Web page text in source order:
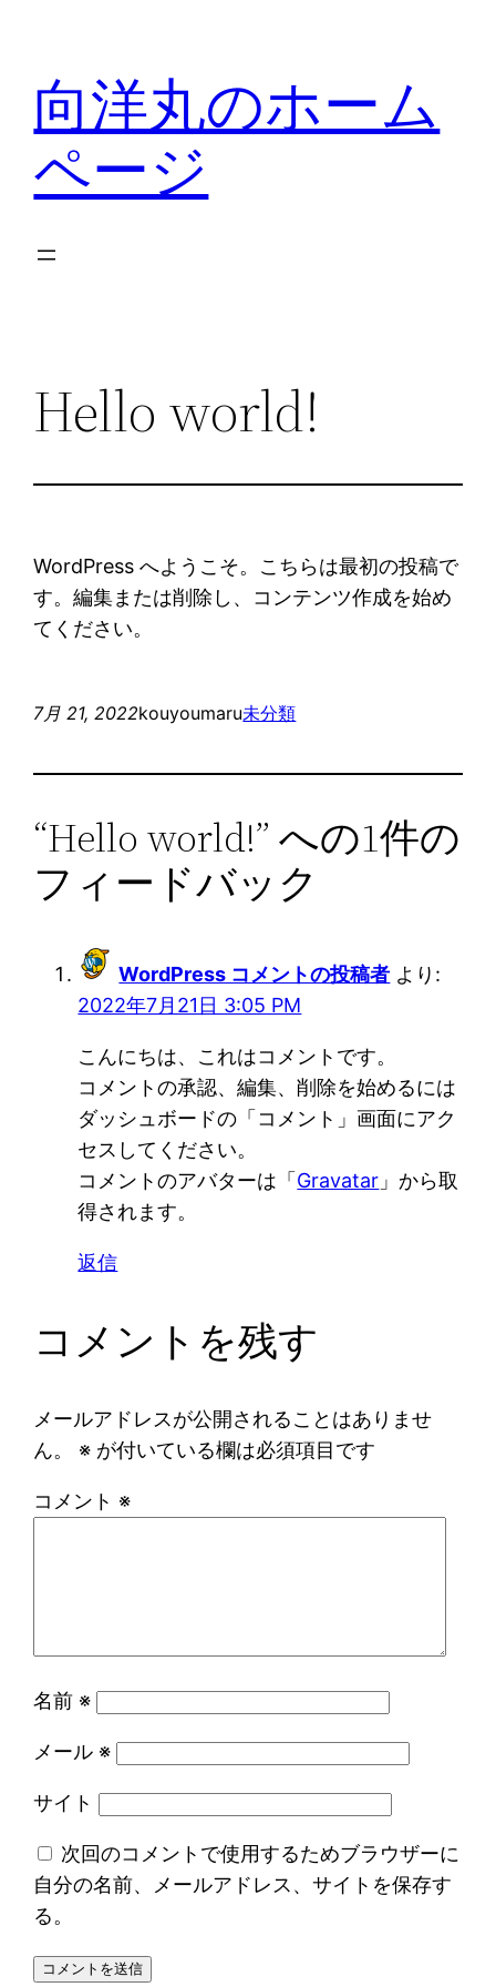
向洋丸のホーム
ページ
Hello world!
WordPress へようこそ。こちらは最初の投稿で
す。編集または削除し、コンテンツ作成を始め
てください。
7月 21, 2022kouyoumaru未分類
“Hello world!” への1件の
フィードバック
WordPress コメントの投稿者 より:
2022年7月21日 3:05 PM
こんにちは、これはコメントです。
コメントの承認、編集、削除を始めるには
ダッシュボードの「コメント」画面にアク
セスしてください。
コメントのアバターは「Gravatar 」から取
得されます。
返信
コメントを残す
メールアドレスが公開されることはありませ
ん。
※ が付いている欄は必須項目です
コメント ※
名前 ※
メール ※
サイト
次回のコメントで使用するためブラウザーに
自分の名前、メールアドレス、サイトを保存す
る。